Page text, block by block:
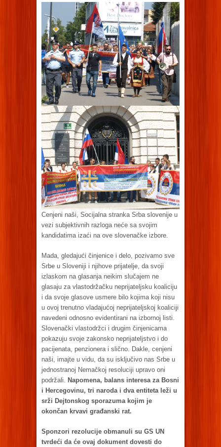
Cenjeni naši, Socijalna stranka Srba slovenije u
vezi subjektivnih razloga neće sa svojim
kandidatima izaći na ove slovenačke izbore.
Mada, gledajući činjenice i delo, pozivamo sve
Srbe u Sloveniji i njihove prijatelje, da svoji
izlaskom na glasanja neikim slučajem ne
glasaju za vlastodržačku neprijateljsku koaliciju
i da svoje glasove usmere bilo kojima koji nisu
u ovoj trenutno vladajućoj neprijateljskoj koaliciji
navedeni odnosno evidentirani na izbornoj listi.
Slovenački vlastodržci i drugim činjenicama
pokazuju svoje zakonsko neprijateljstvo i do
pacijenata, penzionera i slično. Dakle, cenjeni
naši, imajte u vidu, da su isključivo nas Srbe u
jednostranoj Nemačkoj resoluciji upravo oni
podržali. Napomena, balans interesa za Bosni
i Hercegovinu, tri naroda i dva entiteta leži u
srži Dejtonskog sporazuma kojim je
okončan krvavi građanski rat.
Sponzori rezolucije obmanuli su GS UN
tvrdeći da će ovaj dokument dovesti do